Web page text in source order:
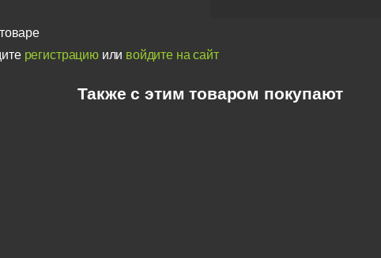
регистрациюили войдите на сайт
Также с этим товаром покупают